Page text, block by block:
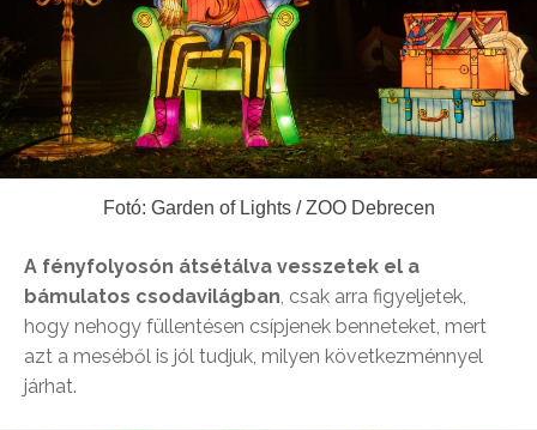
Fotó: Garden of Lights / ZOO Debrecen
A fényfolyosón átsétálva vesszetek el a
bámulatos csodavilágban, csak arra figyeljetek,
hogy nehogy füllentésen csípjenek benneteket, mert
azt a meséből is jól tudjuk, milyen következménnyel
járhat.